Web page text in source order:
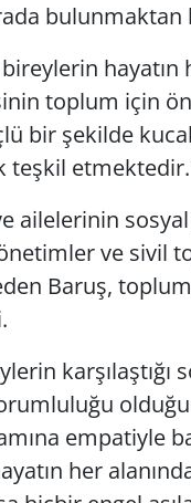
toplum için
bir şekilde
teşkil
ailelerinin
ve sivil
Baruş,
karşılaştığı
empatiyle
her